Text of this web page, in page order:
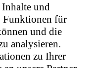
und
Funktionen für
und die
analysieren.
zu Ihrer